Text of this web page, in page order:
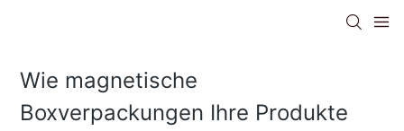
Wie magnetische
Boxverpackungen Ihre Produkte